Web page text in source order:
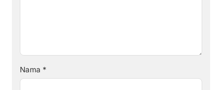
Nama *